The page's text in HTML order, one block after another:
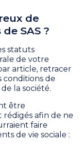
de
SAS ?
statuts
de votre
article, retracer
conditions de
la société.
être
afin de ne
faire
de vie sociale :